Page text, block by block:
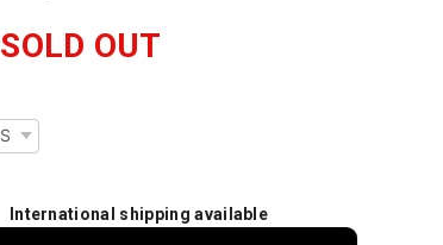
SOLD OUT
International shipping available